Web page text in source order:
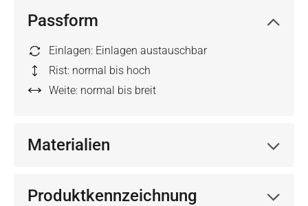
Passform
Einlagen: Einlagen austauschbar
Rist: normal bis hoch
Weite: normal bis breit
Materialien
Produktkennzeichnung